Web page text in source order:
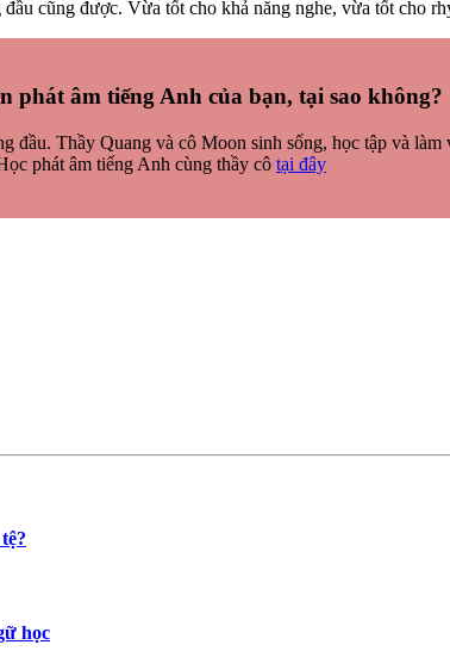
cũng được. Vừa tốt cho khả năng nghe, vừa tốt cho
phát âm tiếng Anh của bạn, tại sao không?
đầu. Thầy Quang và cô Moon sinh sống, học tập và
phát âm tiếng Anh cùng thầy cô tại đây
học